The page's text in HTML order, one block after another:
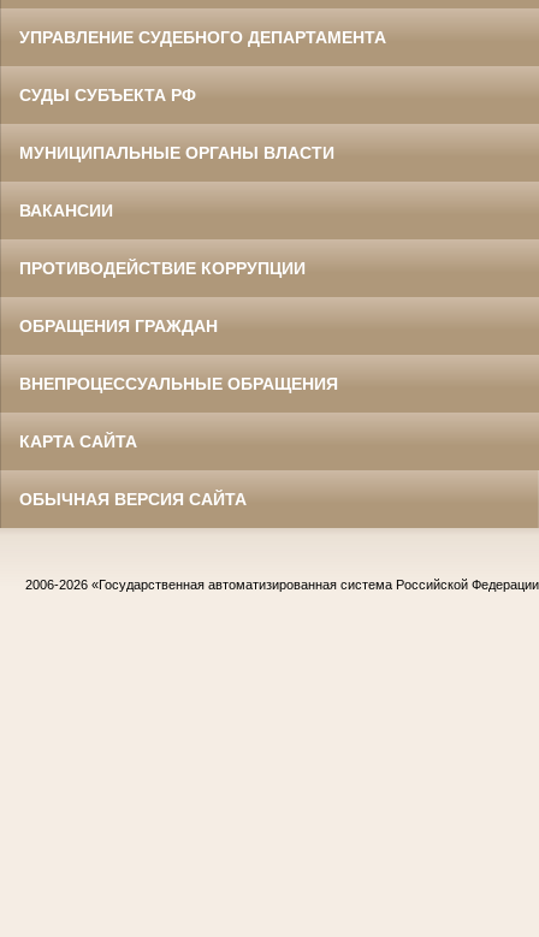
УПРАВЛЕНИЕ СУДЕБНОГО ДЕПАРТАМЕНТА
СУДЫ СУБЪЕКТА РФ
МУНИЦИПАЛЬНЫЕ ОРГАНЫ ВЛАСТИ
ВАКАНСИИ
ПРОТИВОДЕЙСТВИЕ КОРРУПЦИИ
ОБРАЩЕНИЯ ГРАЖДАН
ВНЕПРОЦЕССУАЛЬНЫЕ ОБРАЩЕНИЯ
КАРТА САЙТА
ОБЫЧНАЯ ВЕРСИЯ САЙТА
2006-2026 «Государственная автоматизированная система Российской